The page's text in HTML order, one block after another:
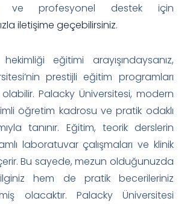
ve profesyonel destek için
iletişime geçebilirsiniz.
eğitimi arayışındaysanız,
prestijli eğitim programları
Palacky Üniversitesi, modern
öğretim kadrosu ve pratik odaklı
tanınır. Eğitim, teorik derslerin
laboratuvar çalışmaları ve klinik
Bu sayede, mezun olduğunuzda
hem de pratik becerileriniz
olacaktır. Palacky Üniversitesi